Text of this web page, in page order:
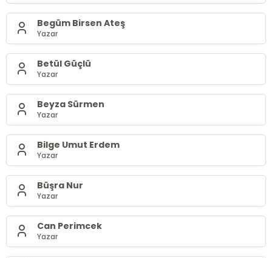
Begüm Birsen Ateş
Yazar
Betül Güçlü
Yazar
Beyza Sürmen
Yazar
Bilge Umut Erdem
Yazar
Büşra Nur
Yazar
Can Perimcek
Yazar